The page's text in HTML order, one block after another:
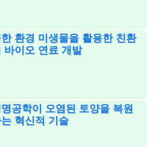
환경 미생물을 활용한 친환
바이오 연료 개발
공학이 오염된 토양을 복원
혁신적 기술